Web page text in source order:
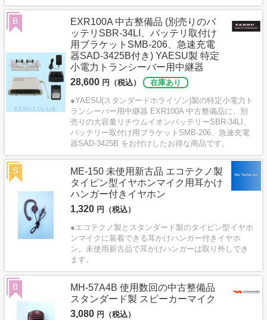
EXR100A 中古整備品 (別売りのバ
ッテリSBR-34LI、バッテリ取付け
用ブラケットSMB-206、急速充電
器SAD-3425B付き) YAESU製 特定
小電力トランシーバー用中継器
28,600 円（税込）
在庫あり
●YAESU(スタンダードホライゾン)製の特定小電力ト
ランシーバー用中継器 EXR100A 中古整備品に、別
売りの大容量リチウムイオンバッテリーSBR-34LI、
バッテリー取付け用ブラケットSMB-206、急速充電
器SAD-3425B をお付けしたお得な商品です。
B
ME-150 未使用新古品 エコテクノ製
タイピン型イヤホンマイク用耳かけ
ハンガー付きイヤホン
1,320 円（税込）
●エコテクノ製とスタンダード製のタイピン型イヤホ
ンマイクに装着できる耳かけハンガー付きイヤホ
ン。未使用新古品で耳かけハンガーは取り外しでき
ます。
S
MH-57A4B 使用数回の中古整備品
スタンダード製 スピーカーマイク
3,080 円（税込）
B